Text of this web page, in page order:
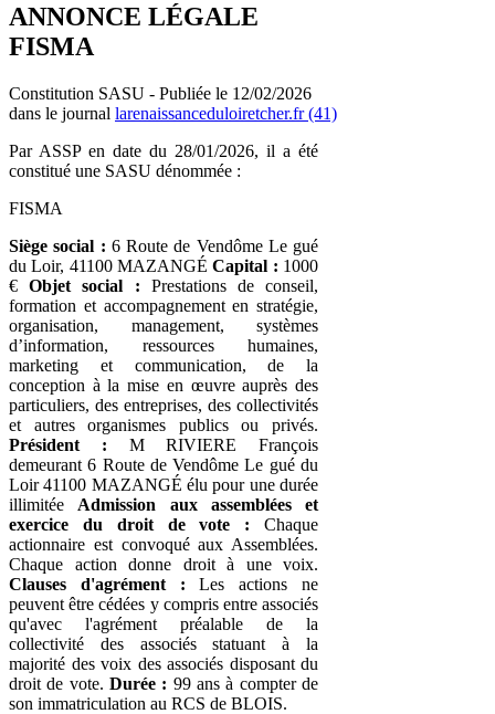
ANNONCE LÉGALE
FISMA
Constitution SASU - Publiée le 12/02/2026
dans le journal larenaissanceduloiretcher.fr (41)
Par ASSP en date du 28/01/2026, il a été
constitué une SASU dénommée :
FISMA
Siège social : 6 Route de Vendôme Le gué
du Loir, 41100 MAZANGÉCapital : 1000
€Objet social : Prestations de conseil,
formation et accompagnement en stratégie,
organisation, management, systèmes
d’information, ressources humaines,
marketing et communication, de la
conception à la mise en œuvre auprès des
particuliers, des entreprises, des collectivités
et autres organismes publics ou privés.
Président : M RIVIERE François
demeurant 6 Route de Vendôme Le gué du
Loir 41100 MAZANGÉ élu pour une durée
illimitée Admission aux assemblées et
exercice du droit de vote : Chaque
actionnaire est convoqué aux Assemblées.
Chaque action donne droit à une voix.
Clauses d'agrément : Les actions ne
peuvent être cédées y compris entre associés
qu'avec l'agrément préalable de la
collectivité des associés statuant à la
majorité des voix des associés disposant du
droit de vote. Durée : 99 ans à compter de
son immatriculation au RCS de BLOIS.